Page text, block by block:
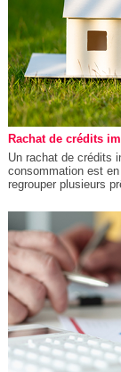
Rachat de crédits
Un rachat de crédits
consommation est
regrouper plusieurs